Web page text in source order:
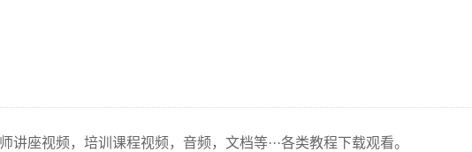
座视频，培训课程视频，音频，文档等···各类教程下载观看。